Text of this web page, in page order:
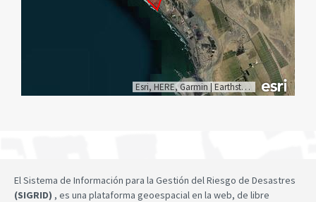
Esri, HERE, Garmin |Earthstar Geographics
El Sistema de Información para la Gestión del Riesgo de Desastres
(SIGRID) , es una plataforma geoespacial en la web, de libre